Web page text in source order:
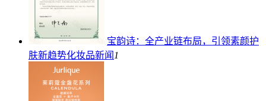
宝韵诗：全产业链布局，引领素颜护
肤新趋势化妆品新闻1